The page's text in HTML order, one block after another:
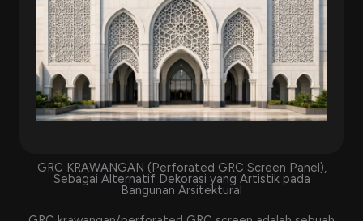
GRC KRAWANGAN (Perforated GRC Screen Panel),
Sebagai Alternatif Dekorasi yang Artistik pada
Bangunan Arsitektural